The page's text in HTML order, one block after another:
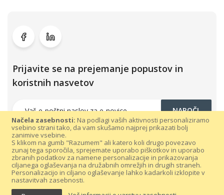
Načela zasebnosti: Na podlagi vaših aktivnosti personaliziramo
vsebino strani tako, da vam skušamo najprej prikazati bolj
zanimive vsebine.
S klikom na gumb "Razumem" ali katero koli drugo povezavo
zunaj tega sporočila, sprejemate uporabo piškotkov in uporabo
zbranih podatkov za namene personalizacije in prikazovanja
ciljanega oglaševanja na družabnih omrežjih in drugih straneh.
Personalizacijo in ciljano oglaševanje lahko kadarkoli izklopite v
nastavitvah zasebnosti.
Prijavite se na prejemanje popustov in
koristnih nasvetov
NAROČI
Vse pravice pridržane 300dpi.com © 2021 | Splošni pogoji poslovanja